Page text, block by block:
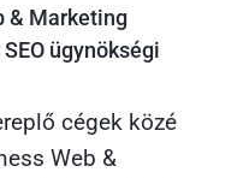
& Marketing
ügynökségi
cégek közé
Web &